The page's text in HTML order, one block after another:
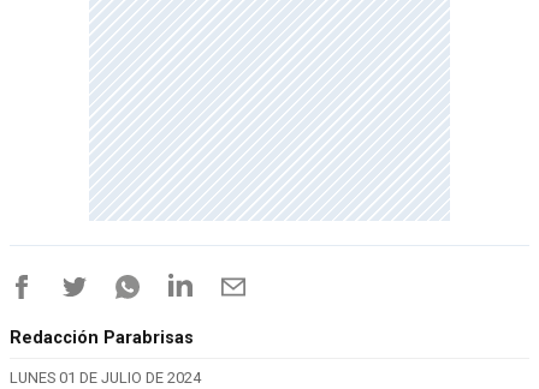
Redacción Parabrisas
LUNES 01 DE JULIO DE 2024